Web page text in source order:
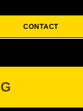
CONTACT